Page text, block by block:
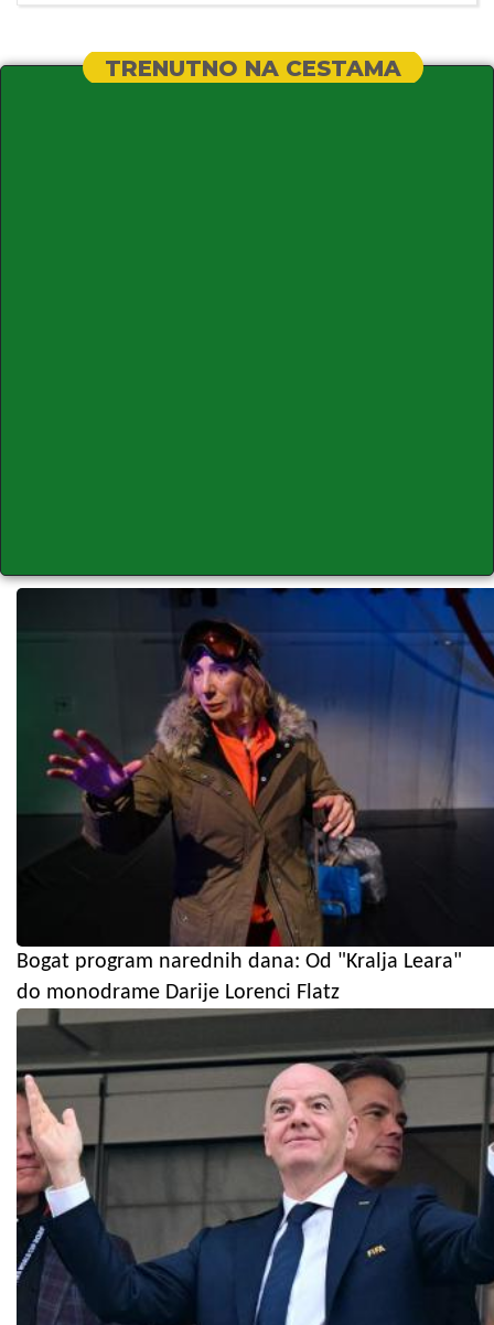
TRENUTNO NA CESTAMA
Bogat program narednih dana: Od "Kralja Leara"
do monodrame Darije Lorenci Flatz